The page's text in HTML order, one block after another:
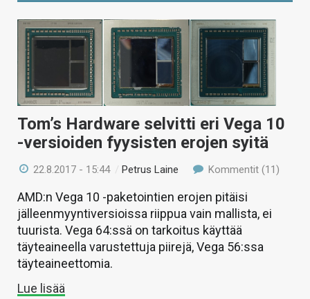
Tom’s Hardware selvitti eri Vega 10
-versioiden fyysisten erojen syitä
22.8.2017 - 15:44 /Petrus Laine Kommentit (11)
AMD:n Vega 10 -paketointien erojen pitäisi
jälleenmyyntiversioissa riippua vain mallista, ei
tuurista. Vega 64:ssä on tarkoitus käyttää
täyteaineella varustettuja piirejä, Vega 56:ssa
täyteaineettomia.
Lue lisää